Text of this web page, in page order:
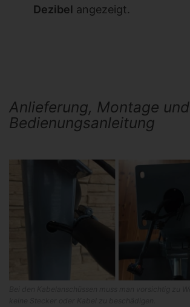
Dezibel angezeigt.
Anlieferung, Montage und
Bedienungsanleitung